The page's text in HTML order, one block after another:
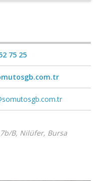
75 25
B, Nilüfer, Bursa